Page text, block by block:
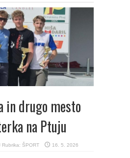
in drugo mesto
na Ptuju
Rubrika: ŠPORT 16. 5. 2026